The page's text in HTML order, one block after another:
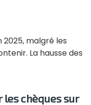
2025, malgré les
La hausse des
les chèques sur